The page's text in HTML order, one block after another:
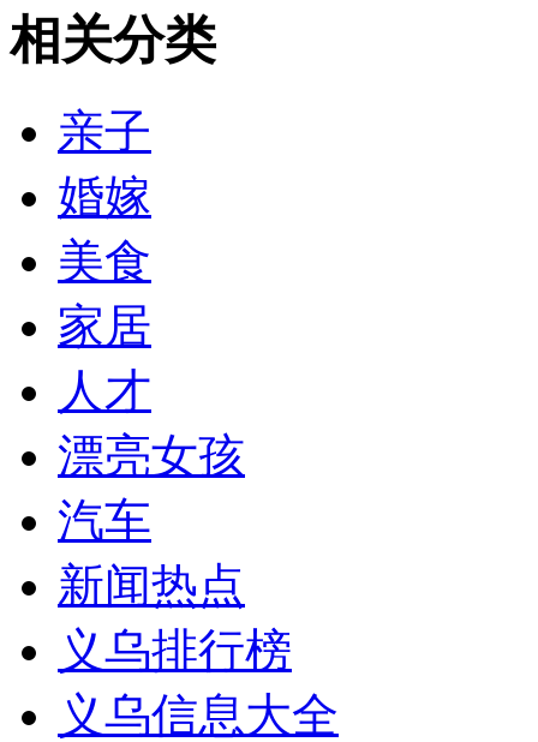
相关分类
亲子
婚嫁
美食
家居
人才
漂亮女孩
汽车
新闻热点
义乌排行榜
义乌信息大全